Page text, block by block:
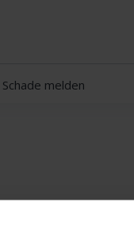
Schade melden